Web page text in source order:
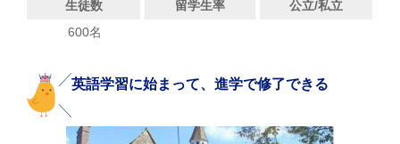
生徒数 留学生率
公立/私立
600名
英語学習に始まって、進学で修了できる